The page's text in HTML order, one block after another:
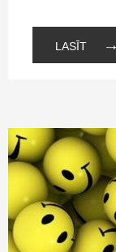
LASĪT →